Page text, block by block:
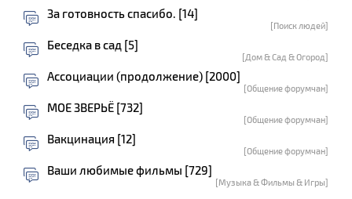
За готовность спасибо. [14]
[Поиск людей]
Беседка в сад [5]
[Дом & Сад & Огород]
Ассоциации (продолжение) [2000]
[Общение форумчан]
МОЕ ЗВЕРЬЁ [732]
[Общение форумчан]
Вакцинация [12]
[Общение форумчан]
Ваши любимые фильмы [729]
[Музыка & Фильмы & Игры]